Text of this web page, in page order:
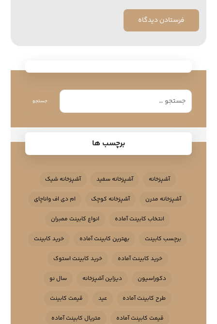
فرستادن دیدگاه
جستجو
برچسب ها
آشپزخانه آشپزخانه سفید آشپزخانه شیک
آشپزخانه مدرن آشپزخانه کوچک ام دی اف واناچای
انتخاب کابینت آماده انواع کابینت ممبران
برچسب کابینت بهترین کابینت آماده خرید کابینت
خرید کابینت آماده خرید کابینت استوک
دکوراسیون دیزاین آشپزخانه سال نو
طرح کابینت آماده عید قیمت کابینت
قیمت کابینت آماده متریال کابینت آماده